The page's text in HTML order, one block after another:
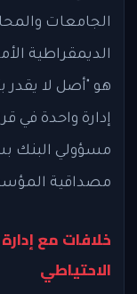
الجامعات
الديمقراطية
هو "أصل لا يقدر
إدارة واحدة في
مسؤولي البنك
مصداقية
خلافات مع
الاحتياطي